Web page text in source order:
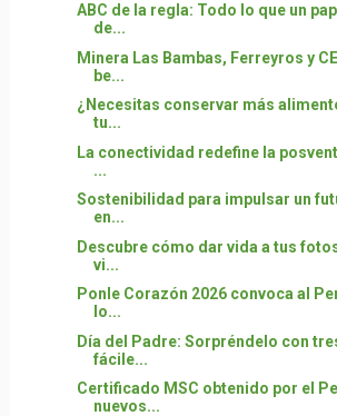
ABC de la regla: Todo lo que un
de...
Minera Las Bambas, Ferreyros y
be...
¿Necesitas conservar más
tu...
La conectividad redefine la
...
Sostenibilidad para impulsar un
en...
Descubre cómo dar vida a tus
vi...
Ponle Corazón 2026 convoca al
lo...
Día del Padre: Sorpréndelo con
fácile...
Certificado MSC obtenido por el
nuevos...